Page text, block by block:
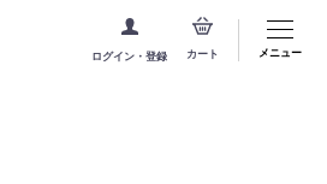
ログイン・登録 カート メニュー